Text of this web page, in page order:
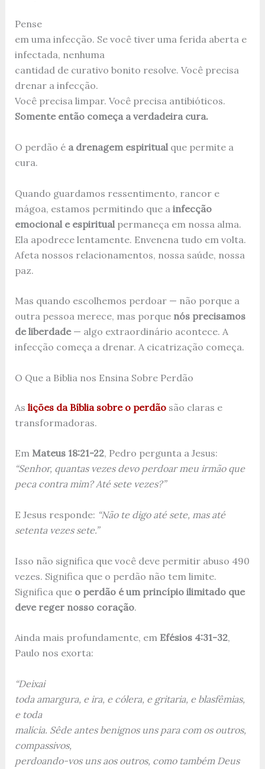
Pense
em uma infecção. Se você tiver uma ferida aberta e
infectada, nenhuma
cantidad de curativo bonito resolve. Você precisa
drenar a infecção.
Você precisa limpar. Você precisa antibióticos.
Somente então começa a verdadeira cura.
O perdão é a drenagem espiritualque permite a
cura.
Quando guardamos ressentimento, rancor e
mágoa, estamos permitindo que a infecção
emocional e espiritualpermaneça em nossa alma.
Ela apodrece lentamente. Envenena tudo em volta.
Afeta nossos relacionamentos, nossa saúde, nossa
paz.
Mas quando escolhemos perdoar — não porque a
outra pessoa merece, mas porque nós precisamos
de liberdade— algo extraordinário acontece. A
infecção começa a drenar. A cicatrização começa.
O Que a Bíblia nos Ensina Sobre Perdão
As lições da Bíblia sobre o perdãosão claras e
transformadoras.
Em Mateus 18:21-22, Pedro pergunta a Jesus:
“Senhor, quantas vezes devo perdoar meu irmão que
peca contra mim? Até sete vezes?”
E Jesus responde: “Não te digo até sete, mas até
setenta vezes sete.”
Isso não significa que você deve permitir abuso 490
vezes. Significa que o perdão não tem limite.
Significa que o perdão é um princípio ilimitado que
deve reger nosso coração.
Ainda mais profundamente, em Efésios 4:31-32,
Paulo nos exorta:
“Deixai
toda amargura, e ira, e cólera, e gritaria, e blasfêmias,
e toda
malícia. Sêde antes benignos uns para com os outros,
compassivos,
perdoando-vos uns aos outros, como também Deus